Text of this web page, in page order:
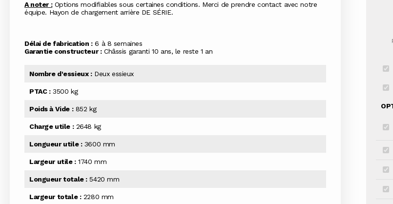
A noter :Options modifiables sous certaines conditions. Merci de prendre contact avec notre
équipe. Hayon de chargement arrière DE SÉRIE.
Délai de fabrication :6 à 8 semaines
Garantie constructeur :Châssis garanti 10 ans, le reste 1 an
Nombre d'essieux :Deux essieux
PTAC :3500 kg
Poids à Vide :852 kg
Charge utile :2648 kg
Longueur utile :3600 mm
Largeur utile :1740 mm
Longueur totale :5420 mm
Largeur totale :2280 mm